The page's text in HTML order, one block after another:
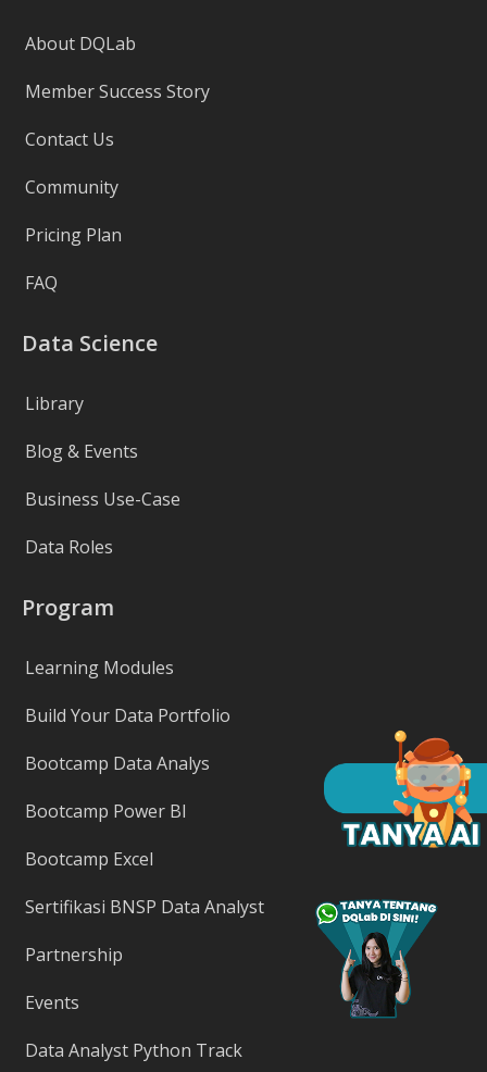
About DQLab
Member Success Story
Contact Us
Community
Pricing Plan
FAQ
Data Science
Library
Blog & Events
Business Use-Case
Data Roles
Program
Learning Modules
Build Your Data Portfolio
Bootcamp Data Analys
Bootcamp Power BI
Bootcamp Excel
Sertifikasi BNSP Data Analyst
Partnership
Events
Data Analyst Python Track